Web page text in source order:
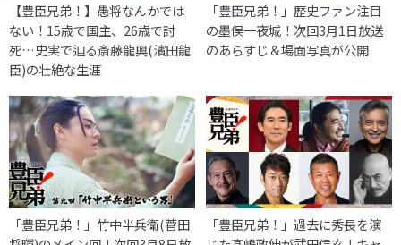
【豊臣兄弟！】愚将なんかでは
ない！15歳で国主、26歳で討
死…史実で辿る斎藤龍興(濱田龍
臣)の壮絶な生涯
「豊臣兄弟！」歴史ファン注目
の墨俣一夜城！次回3月1日放送
のあらすじ＆場面写真が公開
「豊臣兄弟！」竹中半兵衛(菅田
「豊臣兄弟！」過去に秀長を演